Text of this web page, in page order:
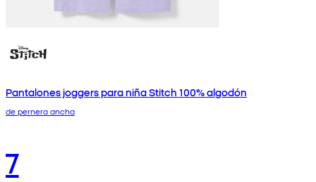
Pantalones joggers para niña Stitch 100% algodón
de pernera ancha
7